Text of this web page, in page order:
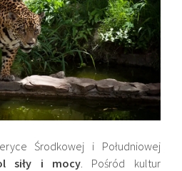
Środkowej i Południowej
siły i mocy . Pośród kultur